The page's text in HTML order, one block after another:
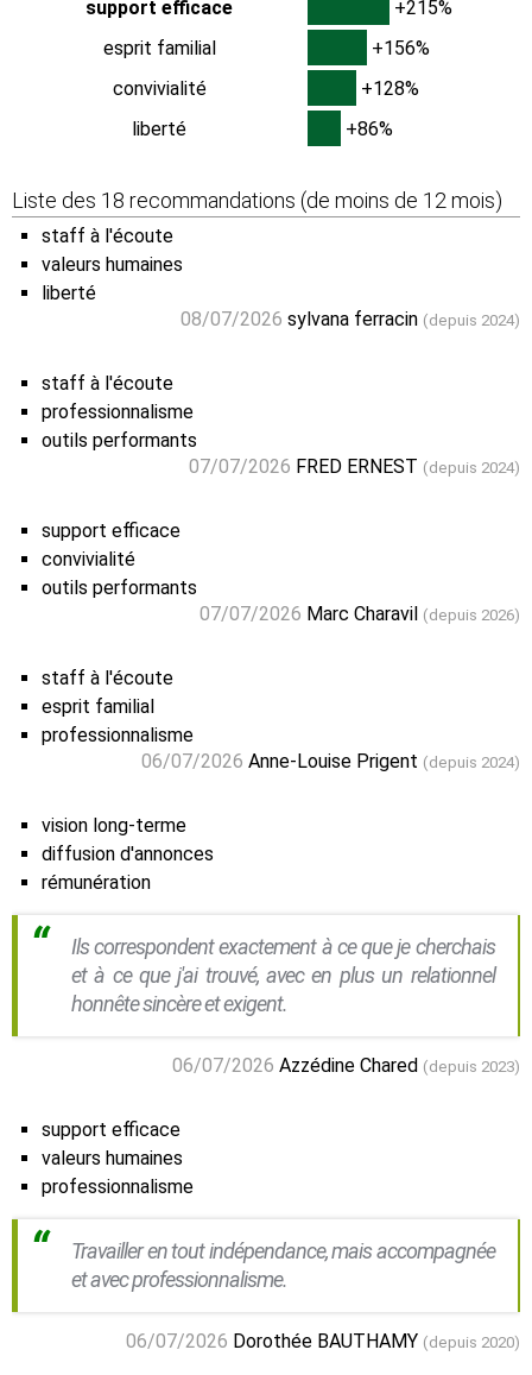
support efficace
+215%
esprit familial
+156%
convivialité
+128%
liberté
+86%
Liste des 18 recommandations (de moins de 12 mois)
staff à l'écoute
valeurs humaines
liberté
08/07/2026 sylvana ferracin (depuis 2024)
staff à l'écoute
professionnalisme
outils performants
07/07/2026 FRED ERNEST (depuis 2024)
support efficace
convivialité
outils performants
07/07/2026 Marc Charavil (depuis 2026)
staff à l'écoute
esprit familial
professionnalisme
06/07/2026 Anne-Louise Prigent (depuis 2024)
vision long-terme
diffusion d'annonces
rémunération
Ils correspondent exactement à ce que je cherchais
et à ce que j'ai trouvé, avec en plus un relationnel
honnête sincère et exigent.
06/07/2026 Azzédine Chared (depuis 2023)
support efficace
valeurs humaines
professionnalisme
Travailler en tout indépendance, mais accompagnée
et avec professionnalisme.
06/07/2026 Dorothée BAUTHAMY (depuis 2020)